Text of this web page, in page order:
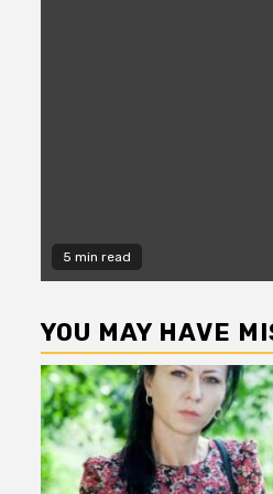
5 min read
YOU MAY HAVE